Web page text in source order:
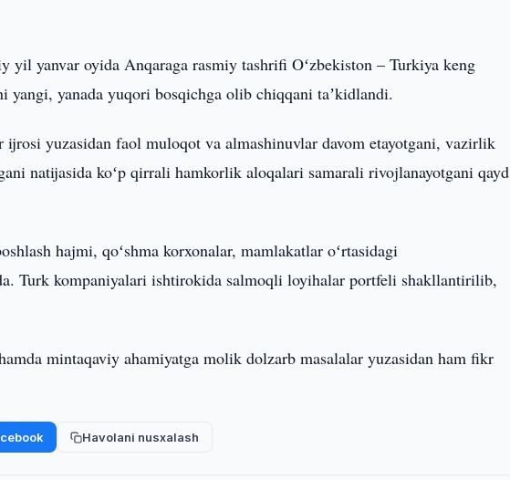
yil yanvar oyida Anqaraga rasmiy tashrifi Oʻzbekiston – Turkiya keng
yanada yuqori bosqichga olib chiqqani taʼkidlandi.
yuzasidan faol muloqot va almashinuvlar davom etayotgani, vazirlik
natijasida koʻp qirrali hamkorlik aloqalari samarali rivojlanayotgani qayd
hajmi, qoʻshma korxonalar, mamlakatlar oʻrtasidagi
Turk kompaniyalari ishtirokida salmoqli loyihalar portfeli shakllantirilib,
mintaqaviy ahamiyatga molik dolzarb masalalar yuzasidan ham fikr
Havolani nusxalash